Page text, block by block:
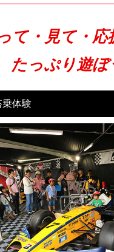
て・見て・応
たっぷり遊ぼ
乗体験